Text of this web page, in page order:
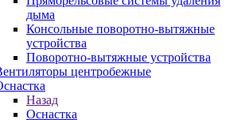
дыма
Консольные поворотно-вытяжные
устройства
Поворотно-вытяжные устройства
центробежные
Назад
Оснастка